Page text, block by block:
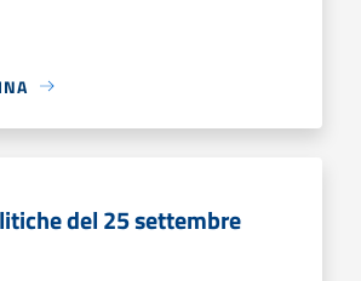
del 25 settembre